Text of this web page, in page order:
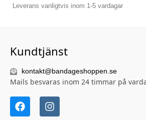
Leverans vanligtvis inom 1-5 vardagar
Kundtjänst
kontakt@bandageshoppen.se
Mails besvaras inom 24 timmar på